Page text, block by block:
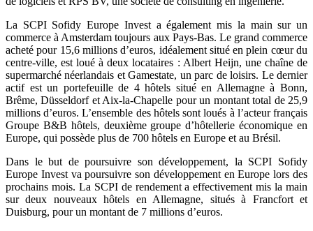
La SCPI Sofidy Europe Invest a également mis la main sur un
commerce à Amsterdam toujours aux Pays-Bas. Le grand commerce
acheté pour 15,6 millions d’euros, idéalement situé en plein cœur du
centre-ville, est loué à deux locataires : Albert Heijn, une chaîne de
supermarché néerlandais et Gamestate, un parc de loisirs. Le dernier
actif est un portefeuille de 4 hôtels situé en Allemagne à Bonn,
Brême, Düsseldorf et Aix-la-Chapelle pour un montant total de 25,9
millions d’euros. L’ensemble des hôtels sont loués à l’acteur français
Groupe B&B hôtels, deuxième groupe d’hôtellerie économique en
Europe, qui possède plus de 700 hôtels en Europe et au Brésil.
Dans le but de poursuivre son développement, la SCPI Sofidy
Europe Invest va poursuivre son développement en Europe lors des
prochains mois. La SCPI de rendement a effectivement mis la main
sur deux nouveaux hôtels en Allemagne, situés à Francfort et
Duisburg, pour un montant de 7 millions d’euros.